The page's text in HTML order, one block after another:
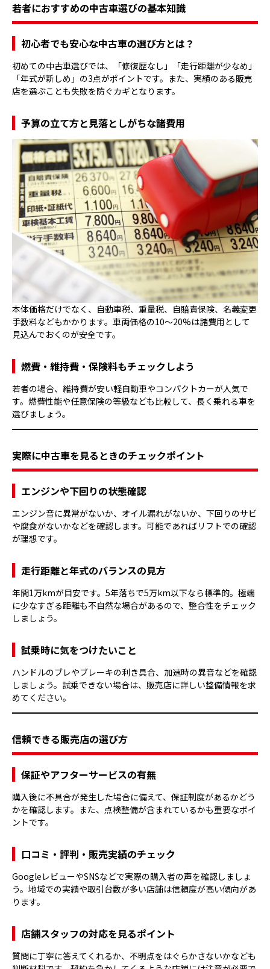
若者におすすめの中古車選びの基本知識
初心者でも安心な中古車の選び方とは？
初めての中古車選びでは、「修復歴なし」「走行距離が少なめ」
「年式が新しめ」の3点がポイントです。また、実績のある販売
店を選ぶことも失敗を防ぐカギとなります。
予算の立て方と見落としがちな諸費用
本体価格だけでなく、自動車税、重量税、自賠責保険、名義変更
手数料などもかかります。車両価格の10〜20%は諸費用として
見込んでおくのが安全です。
燃費・維持費・保険料もチェックしよう
若者の場合、維持費が安い軽自動車やコンパクトカーが人気で
す。燃費性能や任意保険の等級なども比較して、長く乗れる車を
選びましょう。
実際に中古車を見るときのチェックポイント
エンジンや下回りの状態確認
エンジン音に異常がないか、オイル漏れがないか、下回りのサビ
や腐食がないかなどを確認します。可能であればリフトでの確認
が理想です。
走行距離と年式のバランスの見方
年間1万kmが目安です。5年落ちで5万km以下なら標準的。極端
に少なすぎる距離も不自然な場合があるので、整合性をチェック
しましょう。
試乗時に気をつけたいこと
ハンドルのブレやブレーキの利き具合、加速時の異音などを確認
しましょう。試乗できない場合は、販売店に詳しい整備情報を求
めてください。
信頼できる販売店の選び方
保証やアフターサービスの有無
購入後に不具合が発生した場合に備えて、保証制度があるかどう
かを確認します。また、点検整備が含まれているかも重要なポイ
ントです。
口コミ・評判・販売実績のチェック
GoogleレビューやSNSなどで実際の購入者の声を確認しましょ
う。地域での実績や取引台数が多い店舗は信頼度が高い傾向があ
ります。
店舗スタッフの対応を見るポイント
質問に丁寧に答えてくれるか、不明点をはぐらかさないかなども